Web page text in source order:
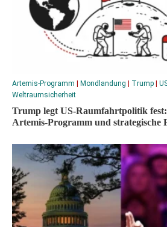
Artemis-Programm | Mondlandung | Trump |
Weltraumsicherheit
Trump legt US-Raumfahrtpolitik
Artemis-Programm und strategische